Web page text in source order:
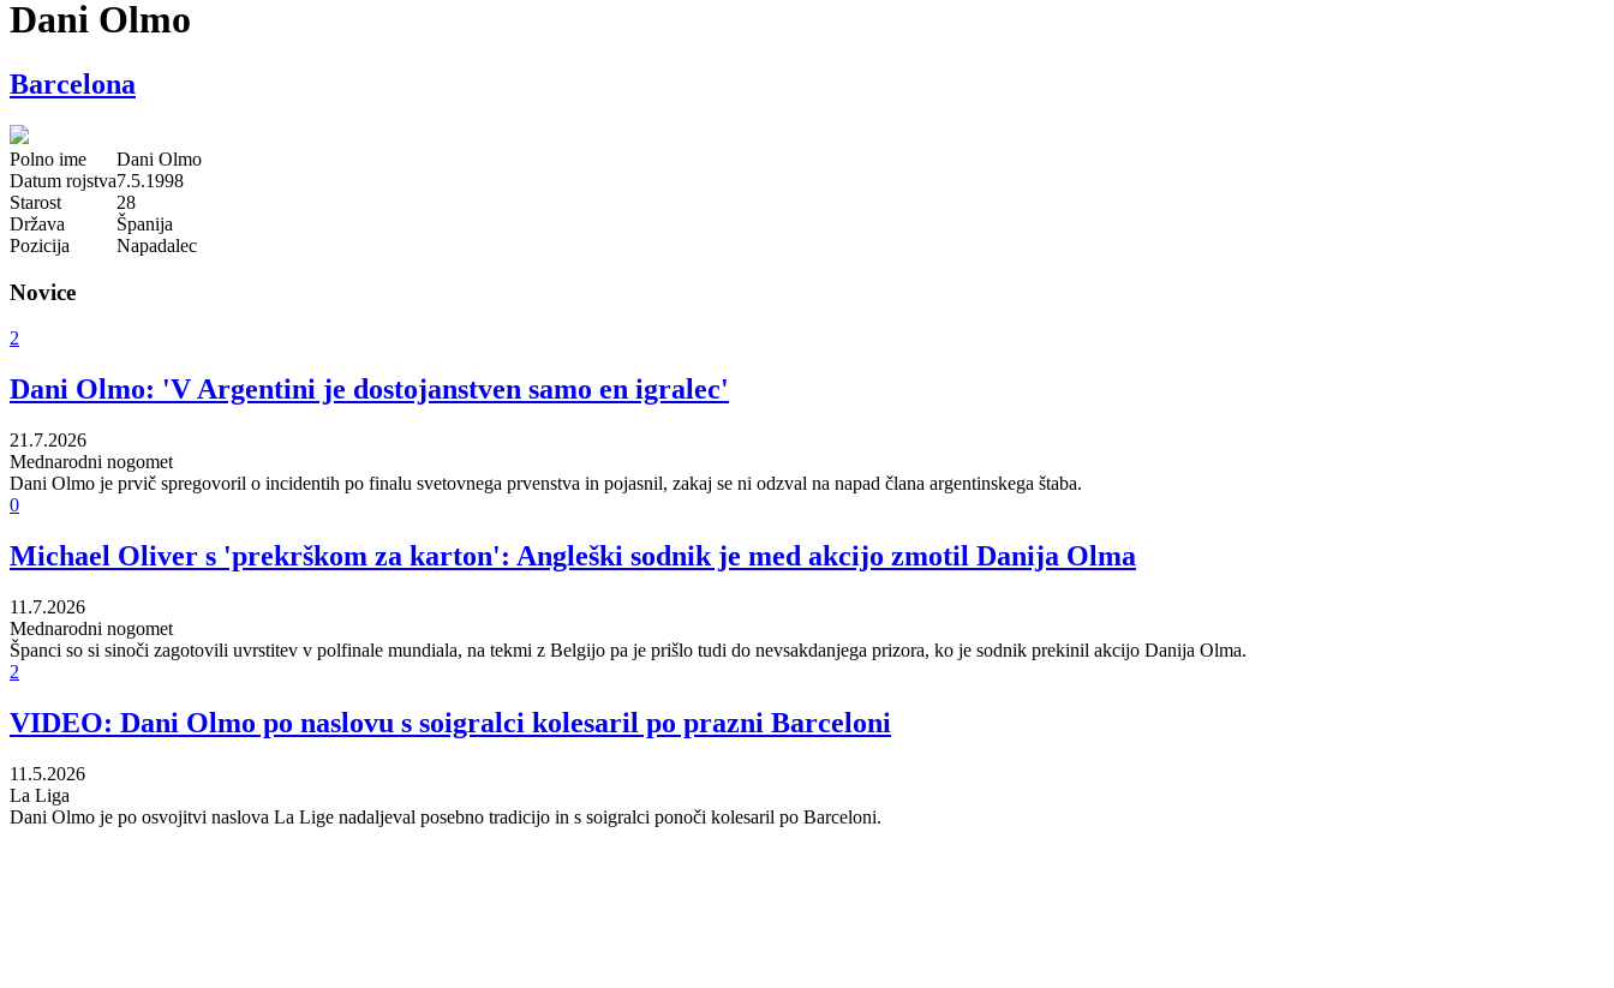
Dani Olmo
Barcelona
Polno ime
Dani Olmo
Datum rojstva7.5.1998
Starost
28
Država
Španija
Pozicija
Napadalec
Novice
2
Dani Olmo: 'V Argentini je dostojanstven samo en igralec'
21.7.2026
Mednarodni nogomet
Dani Olmo je prvič spregovoril o incidentih po finalu svetovnega prvenstva in pojasnil, zakaj se ni odzval na napad člana argentinskega štaba.
0
Michael Oliver s 'prekrškom za karton': Angleški sodnik je med akcijo zmotil Danija Olma
11.7.2026
Mednarodni nogomet
Španci so si sinoči zagotovili uvrstitev v polfinale mundiala, na tekmi z Belgijo pa je prišlo tudi do nevsakdanjega prizora, ko je sodnik prekinil akcijo Danija Olma.
2
VIDEO: Dani Olmo po naslovu s soigralci kolesaril po prazni Barceloni
11.5.2026
La Liga
Dani Olmo je po osvojitvi naslova La Lige nadaljeval posebno tradicijo in s soigralci ponoči kolesaril po Barceloni.